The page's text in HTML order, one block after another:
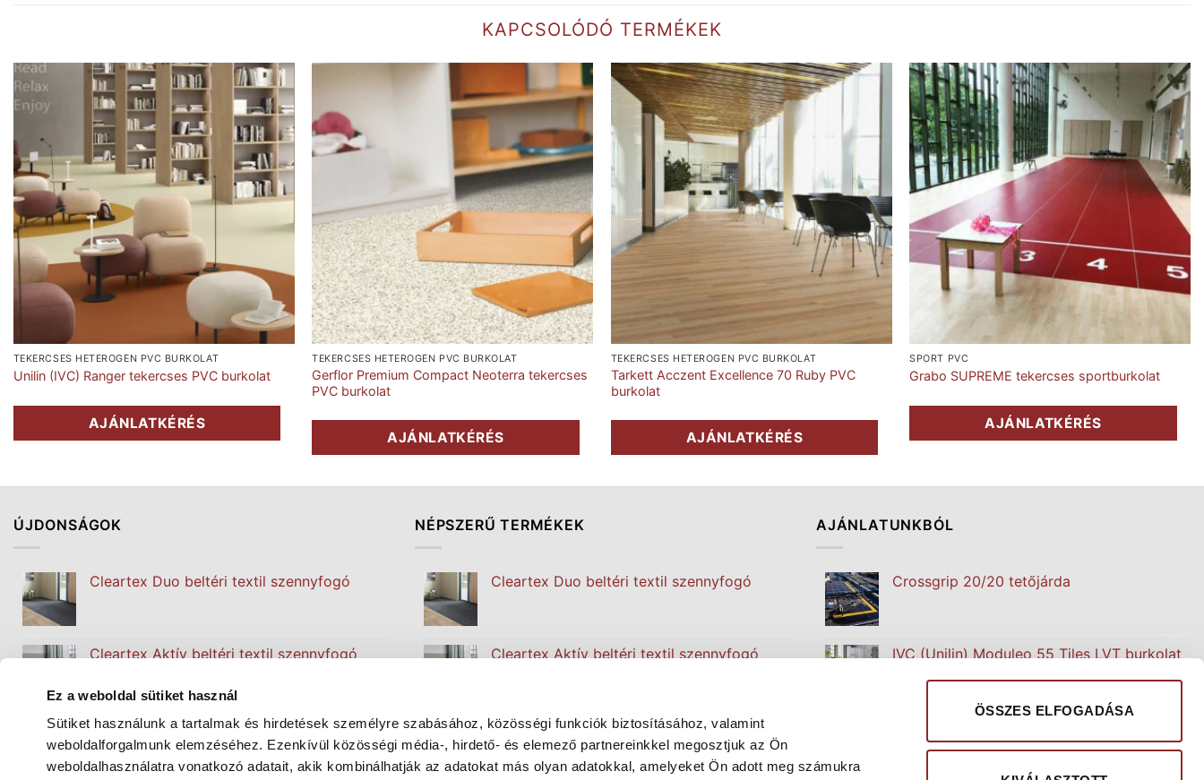
Ez a weboldal sütiket használ
Sütiket használunk a tartalmak és hirdetések személyre szabásához, közösségi funkciók biztosításához, valamint
weboldalforgalmunk elemzéséhez. Ezenkívül közösségi média-, hirdető- és elemező partnereinkkel megosztjuk az Ön
weboldalhasználatra vonatkozó adatait, akik kombinálhatják az adatokat más olyan adatokkal, amelyeket Ön adott meg számukra
ÖSSZES ELFOGADÁSA
KAPCSOLÓDÓ TERMÉKEK
TEKERCSES HETEROGÉN PVC BURKOLAT
Unilin (IVC) Ranger tekercses PVC burkolat
AJÁNLATKÉRÉS
TEKERCSES HETEROGÉN PVC BURKOLAT
Gerflor Premium Compact Neoterra tekercses
PVC burkolat
AJÁNLATKÉRÉS
TEKERCSES HETEROGÉN PVC BURKOLAT
Tarkett Acczent Excellence 70 Ruby PVC
burkolat
AJÁNLATKÉRÉS
SPORT PVC
Grabo SUPREME tekercses sportburkolat
AJÁNLATKÉRÉS
ÚJDONSÁGOK
Cleartex Duo beltéri textil szennyfogó
Cleartex Aktív beltéri textil szennyfogó
Cleartex Classic beltéri textil szennyfogó
NÉPSZERŰ TERMÉKEK
Cleartex Duo beltéri textil szennyfogó
Cleartex Aktív beltéri textil szennyfogó
Cleartex Classic beltéri textil szennyfogó
AJÁNLATUNKBÓL
Crossgrip 20/20 tetőjárda
IVC (Unilin) Moduleo 55 Tiles LVT burkolat
rámpák, feljárók burkolatára